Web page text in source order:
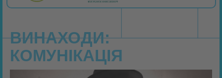
ВИНАХОДИ:
КОМУНІКАЦІЯ